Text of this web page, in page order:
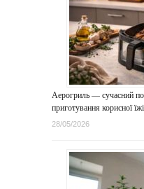
Аерогриль — сучасний
приготування корисної їжі
28/05/2026